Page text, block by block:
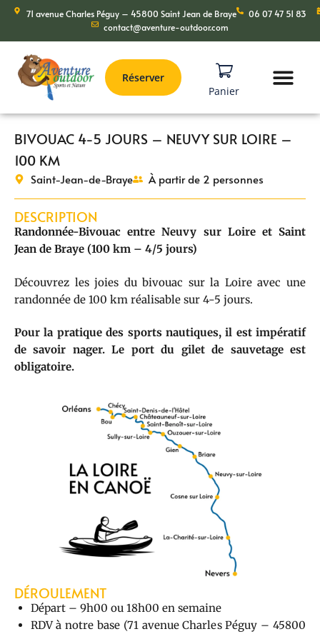
71 avenue Charles Péguy – 45800 Saint Jean de Braye
06 07 47 51 83
contact@aventure-outdoor.com
Réserver
Panier
BIVOUAC 4-5 JOURS – NEUVY SUR LOIRE –
100 KM
Saint-Jean-de-Braye À partir de 2 personnes
DESCRIPTION
Randonnée-Bivouac entre Neuvy sur Loire et Saint
Jean de Braye (100 km – 4/5 jours)
Découvrez les joies du bivouac sur la Loire avec une
randonnée de 100 km réalisable sur 4-5 jours.
Pour la pratique des sports nautiques, il est impératif
de savoir nager. Le port du gilet de sauvetage est
obligatoire.
DÉROULEMENT
Départ – 9h00 ou 18h00 en semaine
RDV à notre base (71 avenue Charles Péguy – 45800